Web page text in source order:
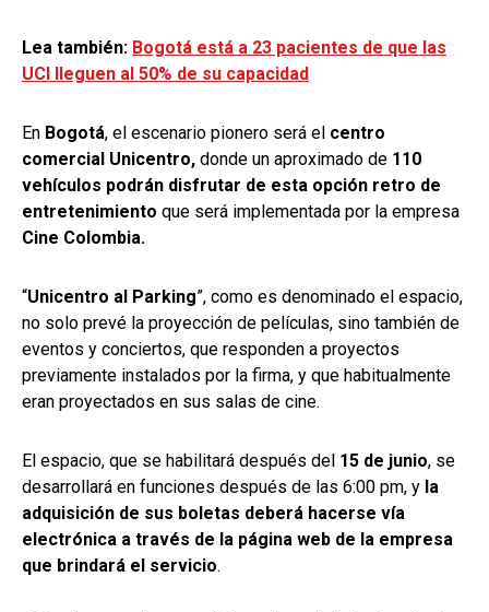
Lea también: Bogotá está a 23 pacientes de que las
UCI lleguen al 50% de su capacidad
En Bogotá, el escenario pionero será el centro
comercial Unicentro, donde un aproximado de 110
vehículos podrán disfrutar de esta opción retro de
entretenimiento que será implementada por la empresa
Cine Colombia.
“Unicentro al Parking”, como es denominado el espacio,
no solo prevé la proyección de películas, sino también de
eventos y conciertos, que responden a proyectos
previamente instalados por la firma, y que habitualmente
eran proyectados en sus salas de cine.
El espacio, que se habilitará después del 15 de junio, se
desarrollará en funciones después de las 6:00 pm, y la
adquisición de sus boletas deberá hacerse vía
electrónica a través de la página web de la empresa
que brindará el servicio.